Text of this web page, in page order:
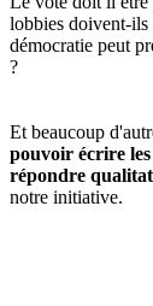
lobbies doivent-ils
démocratie peut
?
Et beaucoup
pouvoir écrire
répondre
notre initiative.